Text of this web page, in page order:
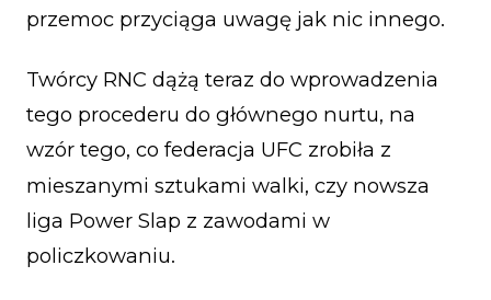
przemoc przyciąga uwagę jak nic innego.
Twórcy RNC dążą teraz do wprowadzenia
tego procederu do głównego nurtu, na
wzór tego, co federacja UFC zrobiła z
mieszanymi sztukami walki, czy nowsza
liga Power Slap z zawodami w
policzkowaniu.